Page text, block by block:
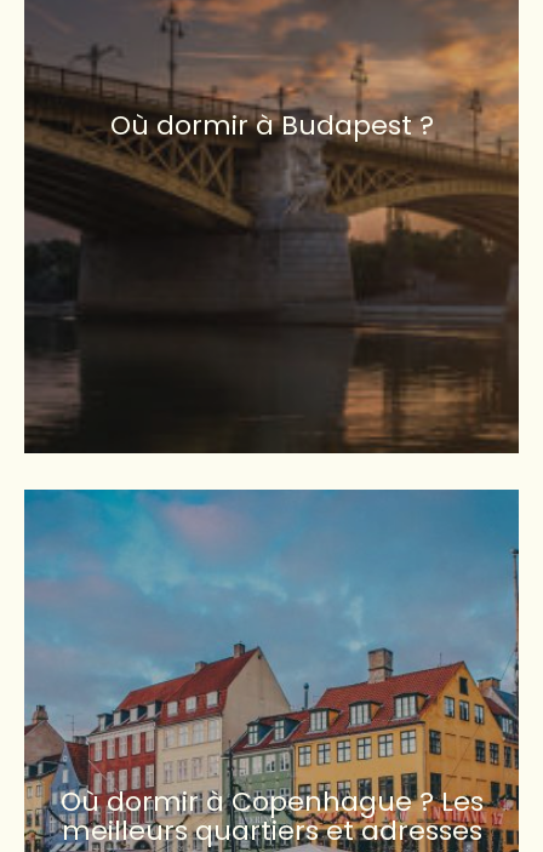
Où dormir à Budapest ?
Où dormir à Copenhague ? Les
meilleurs quartiers et adresses